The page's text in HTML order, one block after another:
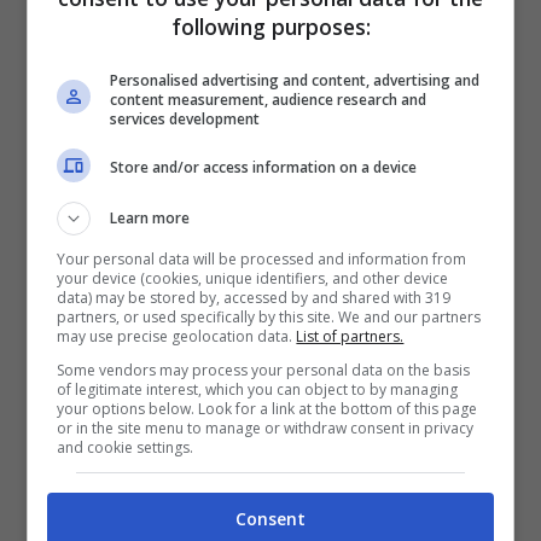
FOURNEAU (foto)
BARONE – POLITI
IV: COLLU
VAR: AURELIANO
AVAR: ABISSO
following purposes:
Personalised advertising and content, advertising and
content measurement, audience research and
services development
Store and/or access information on a device
Learn more
Your personal data will be processed and information from
your device (cookies, unique identifiers, and other device
data) may be stored by, accessed by and shared with 319
partners, or used specifically by this site. We and our partners
may use precise geolocation data. List of partners.
Some vendors may process your personal data on the basis
of legitimate interest, which you can object to by managing
your options below. Look for a link at the bottom of this page
or in the site menu to manage or withdraw consent in privacy
and cookie settings.
Consent